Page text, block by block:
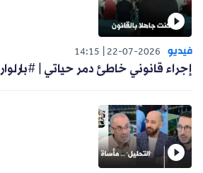
فيديو 22-07-2026
14:15
إجراء قانوني خاطئ دمر حياتي | #بارلوار